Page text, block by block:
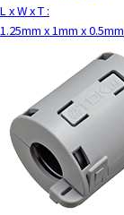
L x W x T :
1.25mm x 1mm x 0.5mm